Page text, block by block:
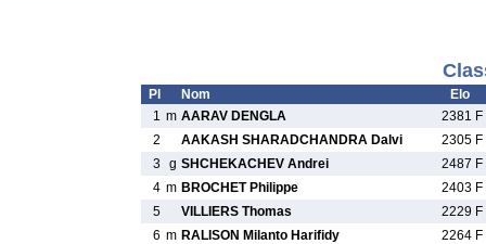
Pl Nom
Elo
1 m AARAV DENGLA
2381 F
2
AAKASH SHARADCHANDRA Dalvi
2305 F
3
g SHCHEKACHEV Andrei
2487 F
4 m BROCHET Philippe
2403 F
5
VILLIERS Thomas
2229 F
6 m RALISON Milanto Harifidy
2264 F